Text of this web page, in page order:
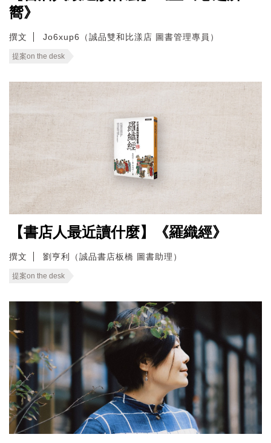
嚮》
撰文 Jo6xup6（誠品雙和比漾店 圖書管理專員）
提案on the desk
【書店人最近讀什麼】《羅織經》
撰文 劉亨利（誠品書店板橋 圖書助理）
提案on the desk